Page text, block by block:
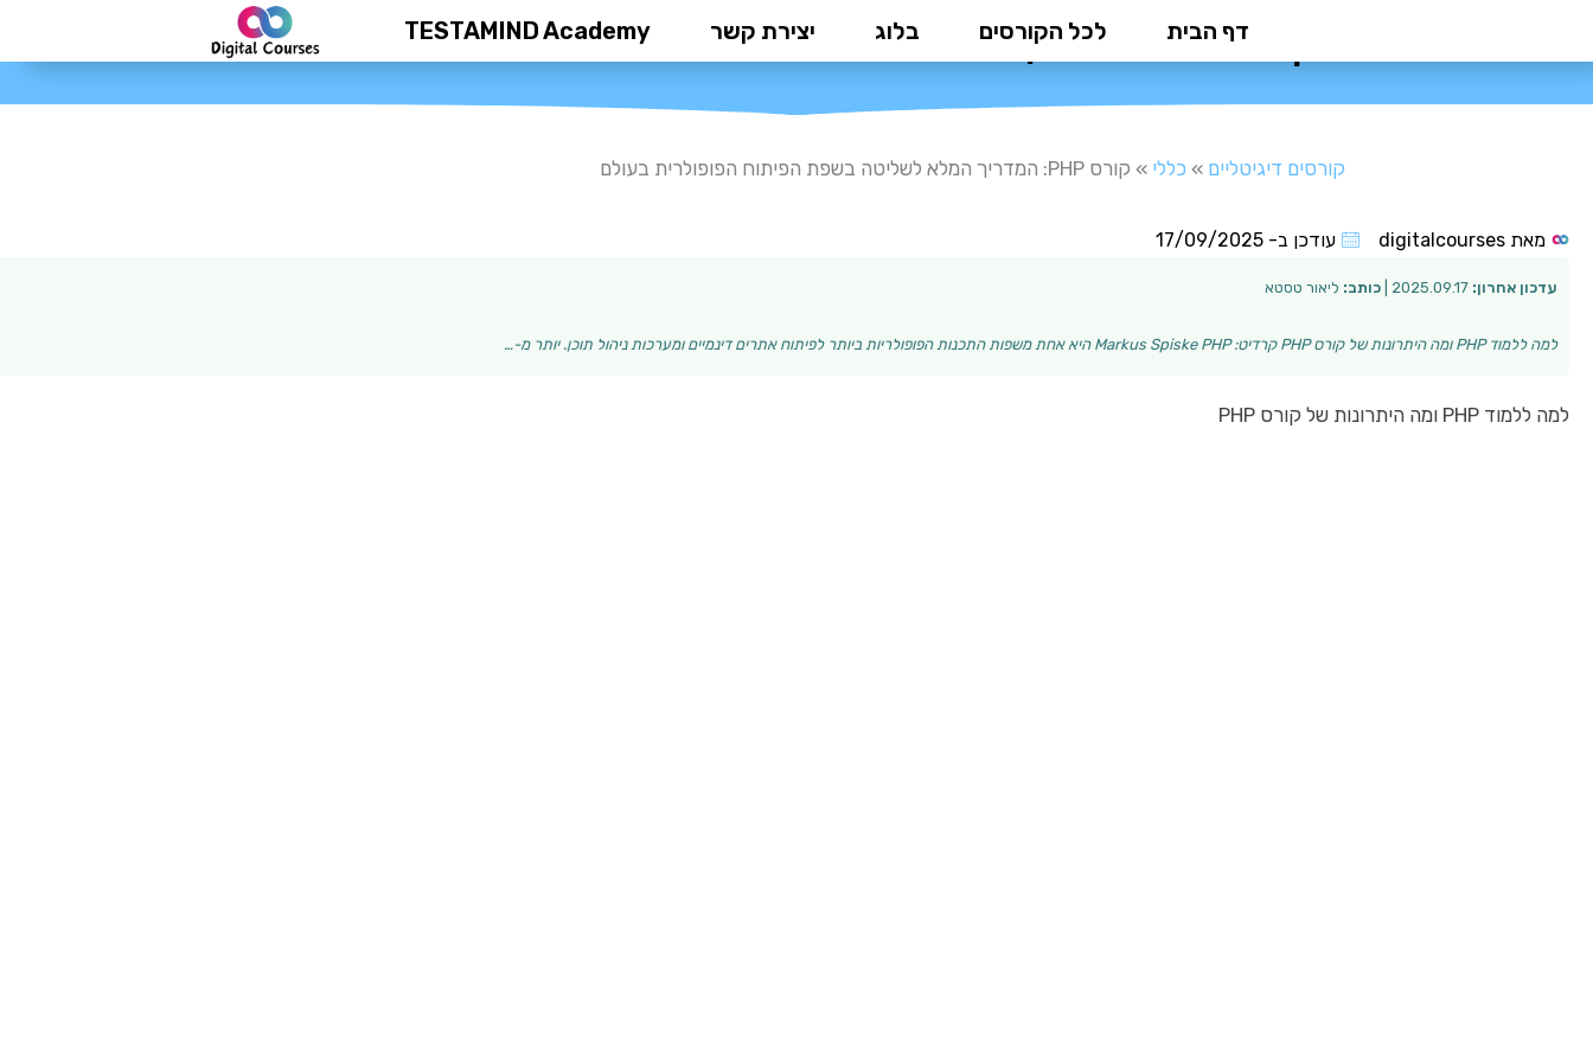
דף הבית לכל הקורסים בלוג יצירת קשר TESTAMIND Academy קורס PHP: המדריך המלא לשליטה בשפת הפיתוח הפופולרית בעולם
קורסים דיגיטליים » כללי » קורס PHP: המדריך המלא לשליטה בשפת הפיתוח הפופולרית בעולם
מאת עודכן ב- 17/09/2025
עדכון אחרון: כותב: ליאור טסטא
למה ללמוד PHP ומה היתרונות של קורס PHP קרדיט: Markus Spiske PHP היא אחת משפות התכנות הפופולריות ביותר לפיתוח אתרים דינמיים ומערכות ניהול תוכן. יותר מ-…
למה ללמוד PHP ומה היתרונות של קורס PHP